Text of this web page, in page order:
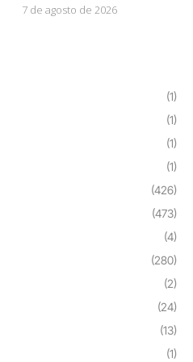
7 de agosto de 2026
(1)
(1)
(1)
(1)
(426)
(473)
(4)
(280)
(2)
(24)
(13)
(1)